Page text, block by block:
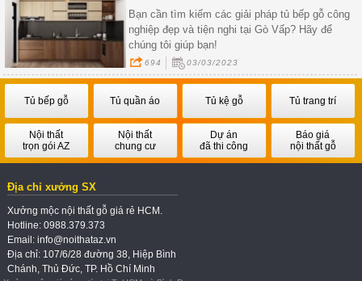
Bạn cần tìm kiếm các giải pháp tủ bếp gỗ công
nghiệp đẹp và tiện nghi tại Gò Vấp? Hãy để
chúng tôi giúp bạn!
694 03/03/2023
Tủ bếp gỗ Tủ quần áo Tủ kệ gỗ Tủ trang trí
Nội thất
trọn gói AZ
Nội thất
chung cư
Dự án
đã thi công
Báo giá
nội thất gỗ
Địa chỉ xưởng SX
Xưởng mộc nội thất gỗ giá rẻ HCM.
Hotline: 0988.379.373
Email: info@noithataz.vn
Địa chỉ: 107/6/28 đường 38, Hiệp Bình
Chánh, Thủ Đức, TP. Hồ Chí Minh